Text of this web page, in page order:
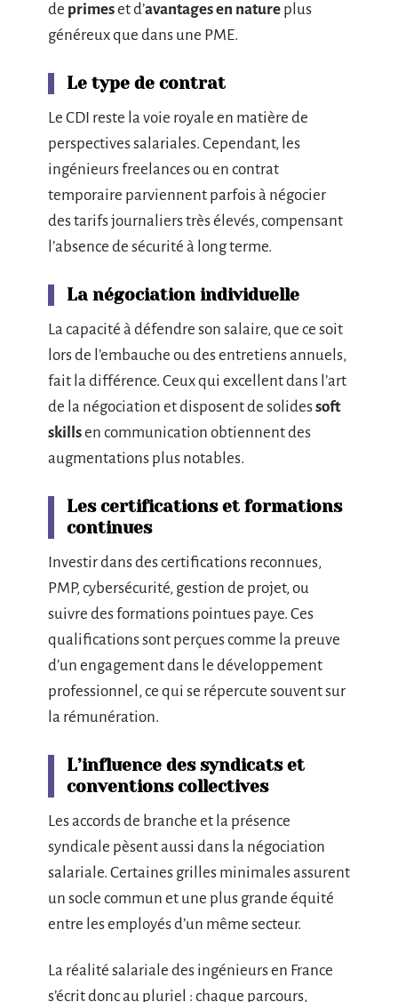
de primeset d’avantages en nature plus
généreux que dans une PME.
Le type de contrat
Le CDI reste la voie royale en matière de
perspectives salariales. Cependant, les
ingénieurs freelances ou en contrat
temporaire parviennent parfois à négocier
des tarifs journaliers très élevés, compensant
l’absence de sécurité à long terme.
La négociation individuelle
La capacité à défendre son salaire, que ce soit
lors de l’embauche ou des entretiens annuels,
fait la différence. Ceux qui excellent dans l’art
de la négociation et disposent de solidessoft
skillsen communication obtiennent des
augmentations plus notables.
Les certifications et formations
continues
Investir dans des certifications reconnues,
PMP, cybersécurité, gestion de projet, ou
suivre des formations pointues paye. Ces
qualifications sont perçues comme la preuve
d’un engagement dans le développement
professionnel, ce qui se répercute souvent sur
la rémunération.
L’influence des syndicats et
conventions collectives
Les accords de branche et la présence
syndicale pèsent aussi dans la négociation
salariale. Certaines grilles minimales assurent
un socle commun et une plus grande équité
entre les employés d’un même secteur.
La réalité salariale des ingénieurs en France
s’écrit donc au pluriel : chaque parcours,